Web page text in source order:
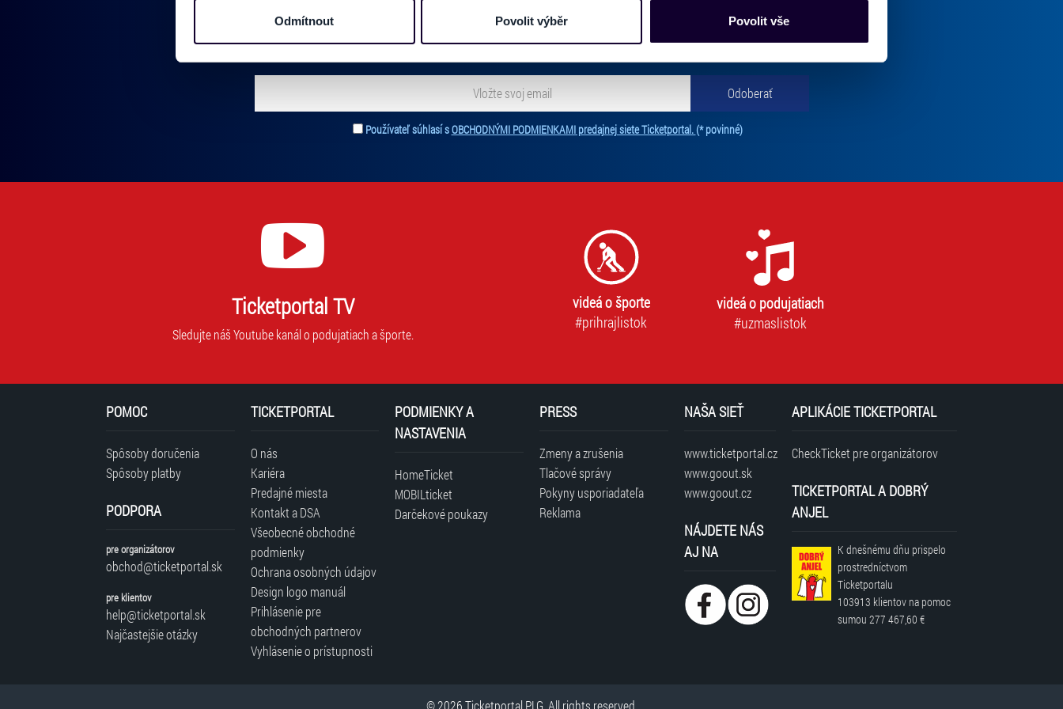
osobní údaje. Získané informace používáme např. k analýze návštěvnosti webu nebo k personalizaci obsahu a reklam.
Jaké typy cookies používáme, naleznete níže. Možnosti zpracování upravíte zaškrtnutím příslušné varianty. Svoji volbu
můžete kdykoliv změnit v zápatí stránky v záložce „Cookies a jejich nastavení“.
Odmítnout Povolit výběr Povolit vše
Pridajte sa do zoznamu odberateľov a doručte si najnovšie špeciálne ponuky priamo do doručenej pošty.
Odoberať
Zadajte svoju e-mailovú adresu, na ktorú vám budeme zasielať novinky. Vaša adresa nebude zdieľaná s tretími stranami.
Používateľ súhlasí sOBCHODNÝMI PODMIENKAMI predajnej siete Ticketportal. (* povinné)Tento súhlas je povinný na odber newslettra. Bez súhlasu nie je možné vás
Ticketportal TV
Sledujte náš Youtube kanál o podujatiach a športe.
videá o športe
#prihrajlistok
videá o podujatiach
#uzmaslistok
POMOC
Spôsoby doručenia
Spôsoby platby
PODPORA
pre organizátorov
obchod@ticketportal.sk
pre klientov
help@ticketportal.sk
Najčastejšie otázky
TICKETPORTAL
O nás
Kariéra
Predajné miesta
Kontakt a DSA
Všeobecné obchodné
podmienky
Ochrana osobných údajov
Design logo manuál
Prihlásenie pre
obchodných partnerov
Vyhlásenie o prístupnosti
PODMIENKY A
NASTAVENIA
HomeTicket
MOBILticket
Darčekové poukazy
PRESS
Zmeny a zrušenia
Tlačové správy
Pokyny usporiadateľa
Reklama
NAŠA SIEŤ
www.ticketportal.cz
www.goout.sk
www.goout.cz
NÁJDETE NÁS
AJ NA
APLIKÁCIE TICKETPORTAL
CheckTicket pre organizátorov
TICKETPORTAL A DOBRÝ
ANJEL
K dnešnému dňu prispelo
prostredníctvom
Ticketportalu
103913 klientov na pomoc
sumou277 467,60 €
© 2026 Ticketportal PLG. All rights reserved.